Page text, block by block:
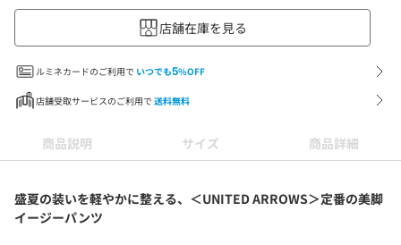
店舗在庫を見る
ルミネカードのご利用で いつでも5%OFF
店舗受取サービスのご利用で 送料無料
商品説明 サイズ 商品詳細
盛夏の装いを軽やかに整える、＜UNITED ARROWS＞定番の美脚
イージーパンツ